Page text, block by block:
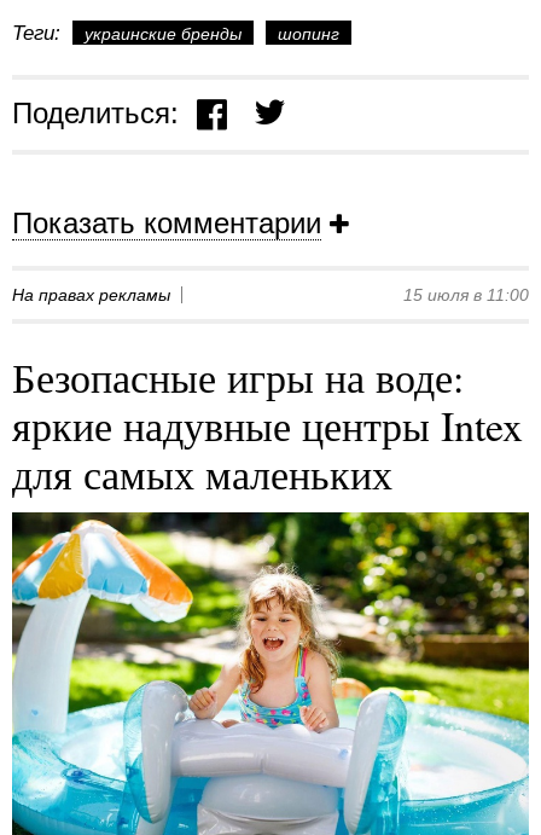
Теги: украинские бренды шопинг
Поделиться:
Показать комментарии
На правах рекламы 15 июля в 11:00
Безопасные игры на воде:
яркие надувные центры Intex
для самых маленьких